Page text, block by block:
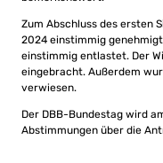
Zum Abschluss des ersten
2024 einstimmig
einstimmig entlastet. Der
eingebracht. Außerdem
verwiesen.
Der DBB-Bundestag wird
Abstimmungen über die